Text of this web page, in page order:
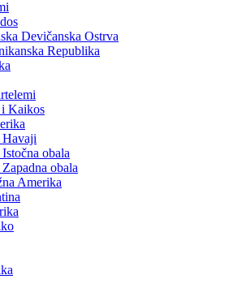
Devičanska Ostrva
Republika
Kaikos
obala
obala
Amerika